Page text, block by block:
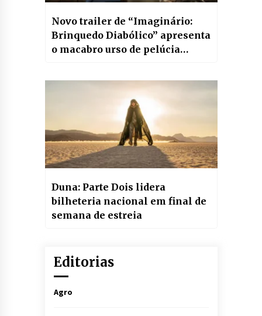
Novo trailer de “Imaginário:
Brinquedo Diabólico” apresenta
o macabro urso de pelúcia
Duna: Parte Dois lidera
bilheteria nacional em final de
semana de estreia
Editorias
Agro